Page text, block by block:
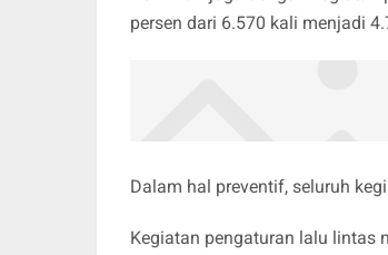
persen dari 6.570 kali menjadi
Dalam hal preventif, seluruh
Kegiatan pengaturan lalu lintas